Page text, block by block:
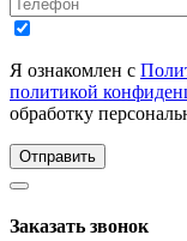
Я ознакомлен с
политикой
обработку
Отправить
Заказать звонок